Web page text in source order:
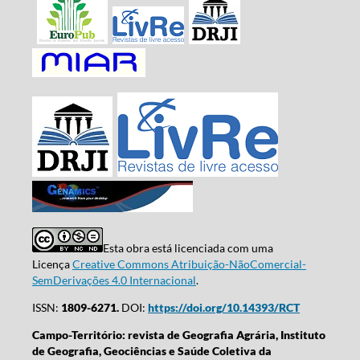
Esta obra está licenciada com uma
LicençaCreative Commons Atribuição-NãoComercial-
SemDerivações 4.0 Internacional.
ISSN: 1809-6271.DOI: https://doi.org/10.14393/RCT
Campo-Território: revista de Geografia Agrária, Instituto
de Geografia, Geociências e Saúde Coletiva da